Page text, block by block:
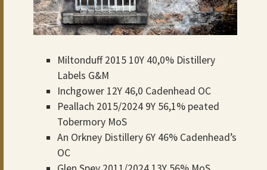
Miltonduff 2015 10Y 40,0% Distillery
Labels G&M
Inchgower 12Y 46,0 Cadenhead OC
Peallach 2015/2024 9Y 56,1% peated
Tobermory MoS
An Orkney Distillery 6Y 46% Cadenhead’s
OC